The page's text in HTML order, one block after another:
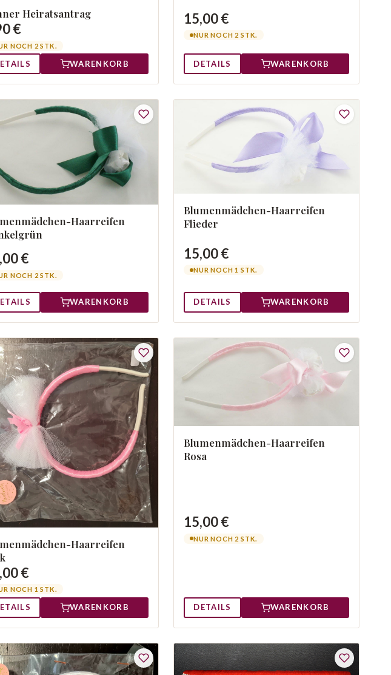
Heiratsantrag
€
NOCH 2 STK.
WARENKORB
15,00 €
NUR NOCH 2 STK.
DETAILS WARENKORB
Haarreifen
€
NOCH 2 STK.
WARENKORB
Blumenmädchen-Haarreifen
Flieder
15,00 €
NUR NOCH 1 STK.
DETAILS WARENKORB
Haarreifen
€
NOCH 1 STK.
WARENKORB
Blumenmädchen-Haarreifen
Rosa
15,00 €
NUR NOCH 2 STK.
DETAILS WARENKORB